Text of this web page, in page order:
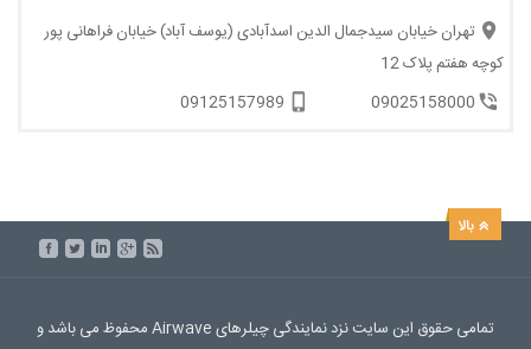
تهران خیابان سیدجمال الدین اسدآبادی (یوسف آباد) خیابان فراهانی پور
کوچه هفتم پلاک 12
09025158000
09125157989
تمامی حقوق این سایت نزد نمایندگی چیلرهای Airwave محفوظ می باشد و